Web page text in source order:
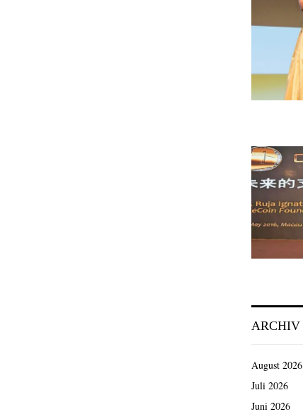
ARCHIV
August 2026
Juli 2026
Juni 2026